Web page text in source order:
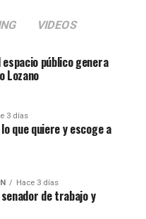
VIDEOS
público genera
Lozano
3 días
que quiere y escoge a
Hace 3 días
de trabajo y